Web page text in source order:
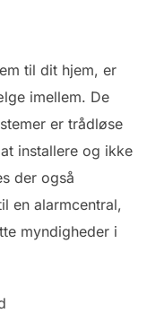
til dit hjem, er
imellem. De
er trådløse
installere og ikke
der også
en alarmcentral,
myndigheder i